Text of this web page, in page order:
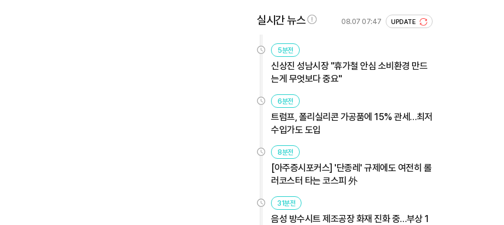
실시간 뉴스 08.07 07:47 UPDATE
5분전
신상진 성남시장 "휴가철 안심 소비환경 만드
는게 무엇보다 중요"
6분전
트럼프, 폴리실리콘 가공품에 15% 관세…최저
수입가도 도입
8분전
[아주증시포커스] '단종레' 규제에도 여전히 롤
러코스터 타는 코스피 外
31분전
음성 방수시트 제조공장 화재 진화 중…부상 1